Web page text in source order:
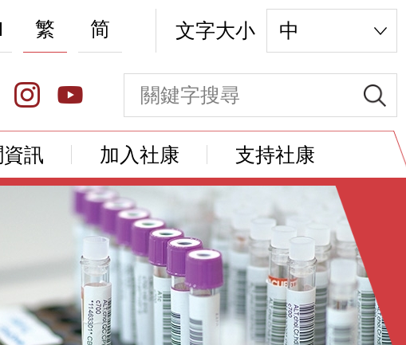
繁 简 文字大小 中
訊 加入社康 支持社康